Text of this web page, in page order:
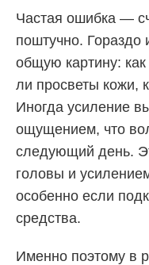
Частая ошибка —
поштучно. Гораздо
общую картину: как
ли просветы кожи,
Иногда усиление
ощущением, что
следующий день.
головы и
особенно если
средства.
Именно поэтому в